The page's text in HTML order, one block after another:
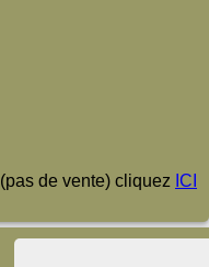
de vente) cliquez ICI